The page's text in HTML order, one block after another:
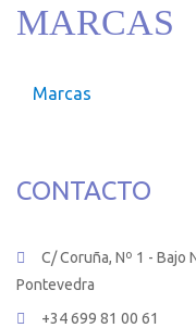
MARCAS
Marcas
CONTACTO
C/ Coruña, Nº 1 - Bajo
Pontevedra
+34 699 81 00 61